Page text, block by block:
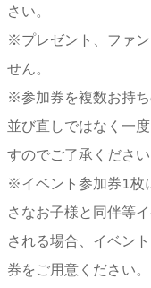
さい。
※プレゼント、ファ
せん。
※参加券を複数お持ち
並び直しではなく一
すのでご了承ください
※イベント参加券1枚
さなお子様と同伴等
される場合、イベン
券をご用意ください